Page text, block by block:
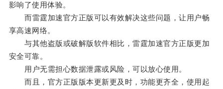
影响了使用体验。
而雷霆加速官方正版可以有效解决这些问题，让用户畅
享高速网络。
与其他盗版或破解版软件相比，雷霆加速官方正版更加
安全可靠。
用户无需担心数据泄露或风险，可以放心使用。
而且，官方正版版本更新更及时，功能更齐全，使用起